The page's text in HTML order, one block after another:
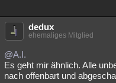
dedux
ehemaliges Mitglied
@A.I.
Es geht mir ähnlich. Alle
nach offenbart und